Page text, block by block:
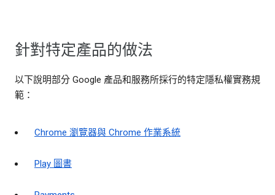
針對特定產品的做法
以下說明部分 Google 產品和服務所採行的特定隱私權實務規
範：
Chrome 瀏覽器與 Chrome 作業系統
Play 圖書